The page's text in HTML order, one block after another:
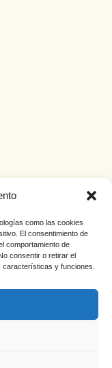
como las cookies
El consentimiento de
comportamiento de
consentir o retirar el
y funciones.